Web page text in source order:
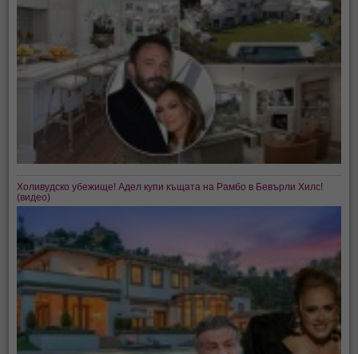
Холивудско убежище! Адел купи къщата на Рамбо в Бевърли Хилс!
(видео)